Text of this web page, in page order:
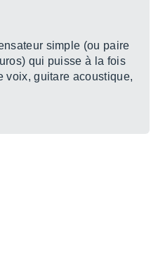
simple (ou paire
qui puisse à la fois
voix, guitare acoustique,